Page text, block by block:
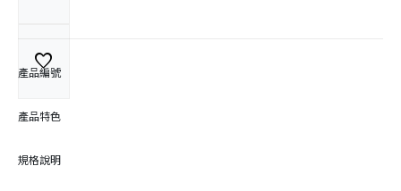
favorite
產品編號
產品特色
規格說明